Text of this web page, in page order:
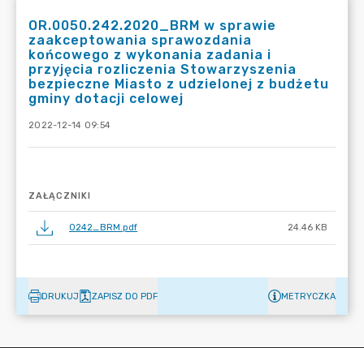
OR.0050.242.2020_BRM w sprawie
zaakceptowania sprawozdania
końcowego z wykonania zadania i
przyjęcia rozliczenia Stowarzyszenia
bezpieczne Miasto z udzielonej z budżetu
gminy dotacji celowej
2022-12-14 09:54
ZAŁĄCZNIKI
0242_BRM.pdf 24.46 KB
DRUKUJ ZAPISZ DO PDF METRYCZKA